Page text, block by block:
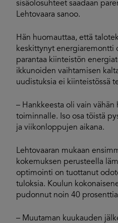
sisäolosuhteet saadaan
Lehtovaara sanoo.
Hän huomauttaa, että
keskittynyt energiaremontti
parantaa kiinteistön
ikkunoiden vaihtamisen
uudistuksia ei kiinteistössä
– Hankkeesta oli vain
toiminnalle. Iso osa töistä
ja viikonloppujen aikana.
Lehtovaaran mukaan
kokemuksen perusteella
optimointi on tuottanut
tuloksia. Koulun
pudonnut noin 40
– Muutaman kuukauden